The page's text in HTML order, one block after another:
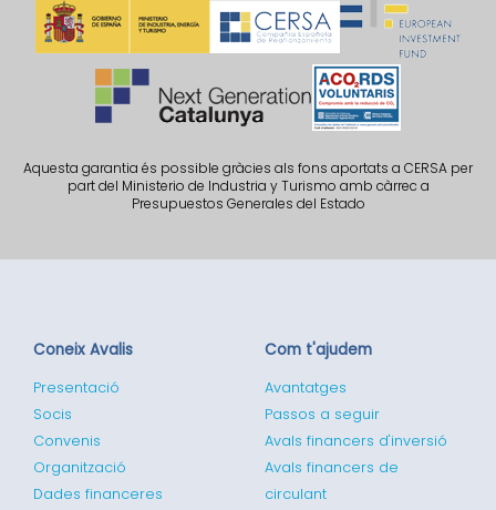
Aquesta garantia és possible gràcies als fons aportats a CERSA per
part del Ministerio de Industria y Turismo amb càrrec a
Presupuestos Generales del Estado
Coneix Avalis
Presentació
Socis
Convenis
Organització
Dades financeres
Com t'ajudem
Avantatges
Passos a seguir
Avals financers d'inversió
Avals financers de
circulant